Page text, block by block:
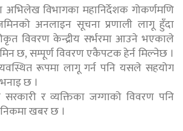
अभिलेख विभागका महानिर्देशक गोकर्णमणि
अनलाइन सूचना प्रणाली लागू हुँदा
विवरण केन्द्रीय सर्भरमा आउने भएकाले
छ, सम्पूर्ण विवरण एकैपटक हेर्न मिल्नेछ ।
रूपमा लागू गर्न पनि यसले सहयोग
छ ।
र व्यक्तिका जग्गाको विवरण पनि
खबर छ ।